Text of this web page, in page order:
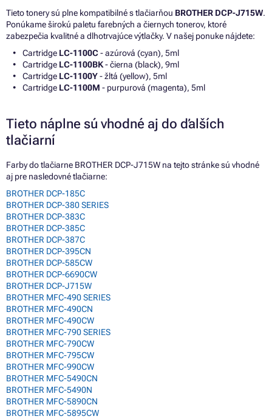
Tieto tonery sú plne kompatibilné s tlačiarňou BROTHER DCP-J715W.
Ponúkame širokú paletu farebných a čiernych tonerov, ktoré
zabezpečia kvalitné a dlhotrvajúce výtlačky. V našej ponuke nájdete:
Cartridge LC-1100C - azúrová (cyan), 5ml
Cartridge LC-1100BK- čierna (black), 9ml
Cartridge LC-1100Y- žltá (yellow), 5ml
Cartridge LC-1100M - purpurová (magenta), 5ml
Tieto náplne sú vhodné aj do ďalších
tlačiarní
Farby do tlačiarne BROTHER DCP-J715W na tejto stránke sú vhodné
aj pre nasledovné tlačiarne:
BROTHER DCP-185C
BROTHER DCP-380 SERIES
BROTHER DCP-383C
BROTHER DCP-385C
BROTHER DCP-387C
BROTHER DCP-395CN
BROTHER DCP-585CW
BROTHER DCP-6690CW
BROTHER DCP-J715W
BROTHER MFC-490 SERIES
BROTHER MFC-490CN
BROTHER MFC-490CW
BROTHER MFC-790 SERIES
BROTHER MFC-790CW
BROTHER MFC-795CW
BROTHER MFC-990CW
BROTHER MFC-5490CN
BROTHER MFC-5490N
BROTHER MFC-5890CN
BROTHER MFC-5895CW